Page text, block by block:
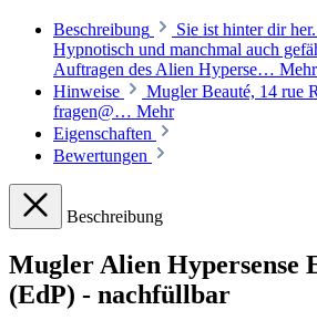
Beschreibung
Sie ist hinter dir
Hypnotisch und manchmal auch
Auftragen des Alien Hyperse… Mehr
Hinweise
Mugler Beauté, 14 rue
fragen@… Mehr
Eigenschaften
Bewertungen
Beschreibung
Mugler Alien Hypersense
(EdP) - nachfüllbar